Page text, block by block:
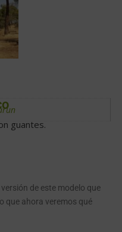
guantes.
de este modelo que
que ahora veremos qué